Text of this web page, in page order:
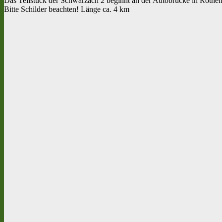
Bitte Schilder beachten! Länge ca. 4 km